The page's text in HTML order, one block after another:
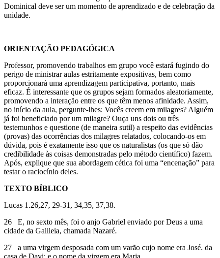
Dominical deve ser um momento de aprendizado e de celebração da
unidade.
ORIENTAÇÃO PEDAGÓGICA
Professor, promovendo trabalhos em grupo você estará fugindo do
perigo de ministrar aulas estritamente expositivas, bem como
proporcionará uma aprendizagem participativa, portanto, mais
eficaz. É interessante que os grupos sejam formados aleatoriamente,
promovendo a interação entre os que têm menos afinidade. Assim,
no início da aula, pergunte-lhes: Vocês creem em milagres? Alguém
já foi beneficiado por um milagre? Ouça uns dois ou três
testemunhos e questione (de maneira sutil) a respeito das evidências
(provas) das ocorrências dos milagres relatados, colocando-os em
dúvida, pois é exatamente isso que os naturalistas (os que só dão
credibilidade às coisas demonstradas pelo método científico) fazem.
Após, explique que sua abordagem cética foi uma “encenação” para
testar o raciocínio deles.
TEXTO BÍBLICO
Lucas 1.26,27, 29-31, 34,35, 37,38.
26 E, no sexto mês, foi o anjo Gabriel enviado por Deus a uma
cidade da Galileia, chamada Nazaré.
27 a uma virgem desposada com um varão cujo nome era José. da
casa de Davi; e o nome da virgem era Maria.